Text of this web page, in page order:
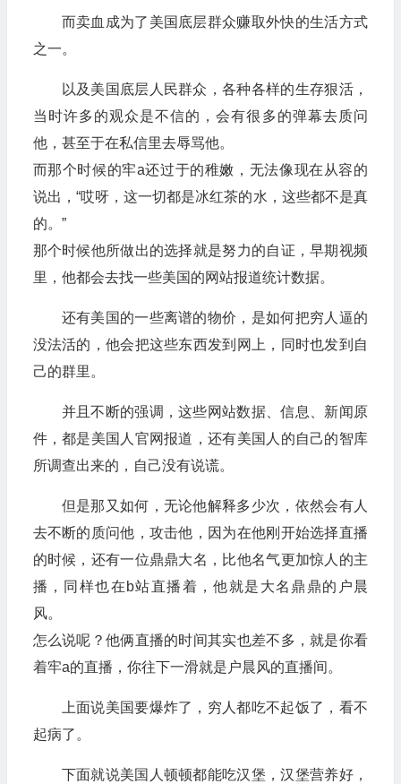
而卖血成为了美国底层群众赚取外快的生活方式
之一。
以及美国底层人民群众，各种各样的生存狠活，
当时许多的观众是不信的，会有很多的弹幕去质问
他，甚至于在私信里去辱骂他。
而那个时候的牢a还过于的稚嫩，无法像现在从容的
说出，“哎呀，这一切都是冰红茶的水，这些都不是真
的。”
那个时候他所做出的选择就是努力的自证，早期视频
里，他都会去找一些美国的网站报道统计数据。
还有美国的一些离谱的物价，是如何把穷人逼的
没法活的，他会把这些东西发到网上，同时也发到自
己的群里。
并且不断的强调，这些网站数据、信息、新闻原
件，都是美国人官网报道，还有美国人的自己的智库
所调查出来的，自己没有说谎。
但是那又如何，无论他解释多少次，依然会有人
去不断的质问他，攻击他，因为在他刚开始选择直播
的时候，还有一位鼎鼎大名，比他名气更加惊人的主
播，同样也在b站直播着，他就是大名鼎鼎的户晨
风。
怎么说呢？他俩直播的时间其实也差不多，就是你看
着牢a的直播，你往下一滑就是户晨风的直播间。
上面说美国要爆炸了，穷人都吃不起饭了，看不
起病了。
下面就说美国人顿顿都能吃汉堡，汉堡营养好，